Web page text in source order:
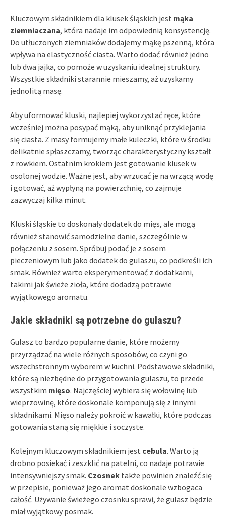
Kluczowym składnikiem dla klusek śląskich jest mąka
ziemniaczana, która nadaje im odpowiednią konsystencję.
Do utłuczonych ziemniaków dodajemy mąkę pszenną, która
wpływa na elastyczność ciasta. Warto dodać również jedno
lub dwa jajka, co pomoże w uzyskaniu idealnej struktury.
Wszystkie składniki starannie mieszamy, aż uzyskamy
jednolitą masę.
Aby uformować kluski, najlepiej wykorzystać ręce, które
wcześniej można posypać mąką, aby uniknąć przyklejania
się ciasta. Z masy formujemy małe kuleczki, które w środku
delikatnie spłaszczamy, tworząc charakterystyczny kształt
z rowkiem. Ostatnim krokiem jest gotowanie klusek w
osolonej wodzie. Ważne jest, aby wrzucać je na wrzącą wodę
i gotować, aż wypłyną na powierzchnię, co zajmuje
zazwyczaj kilka minut.
Kluski śląskie to doskonały dodatek do mięs, ale mogą
również stanowić samodzielne danie, szczególnie w
połączeniu z sosem. Spróbuj podać je z sosem
pieczeniowym lub jako dodatek do gulaszu, co podkreśli ich
smak. Również warto eksperymentować z dodatkami,
takimi jak świeże zioła, które dodadzą potrawie
wyjątkowego aromatu.
Jakie składniki są potrzebne do gulaszu?
Gulasz to bardzo popularne danie, które możemy
przyrządzać na wiele różnych sposobów, co czyni go
wszechstronnym wyborem w kuchni. Podstawowe składniki,
które są niezbędne do przygotowania gulaszu, to przede
wszystkim mięso. Najczęściej wybiera się wołowinę lub
wieprzowinę, które doskonale komponują się z innymi
składnikami. Mięso należy pokroić w kawałki, które podczas
gotowania staną się miękkie i soczyste.
Kolejnym kluczowym składnikiem jest cebula. Warto ją
drobno posiekać i zeszklić na patelni, co nadaje potrawie
intensywniejszy smak. Czosnek także powinien znaleźć się
w przepisie, ponieważ jego aromat doskonale wzbogaca
całość. Używanie świeżego czosnku sprawi, że gulasz będzie
miał wyjątkowy posmak.